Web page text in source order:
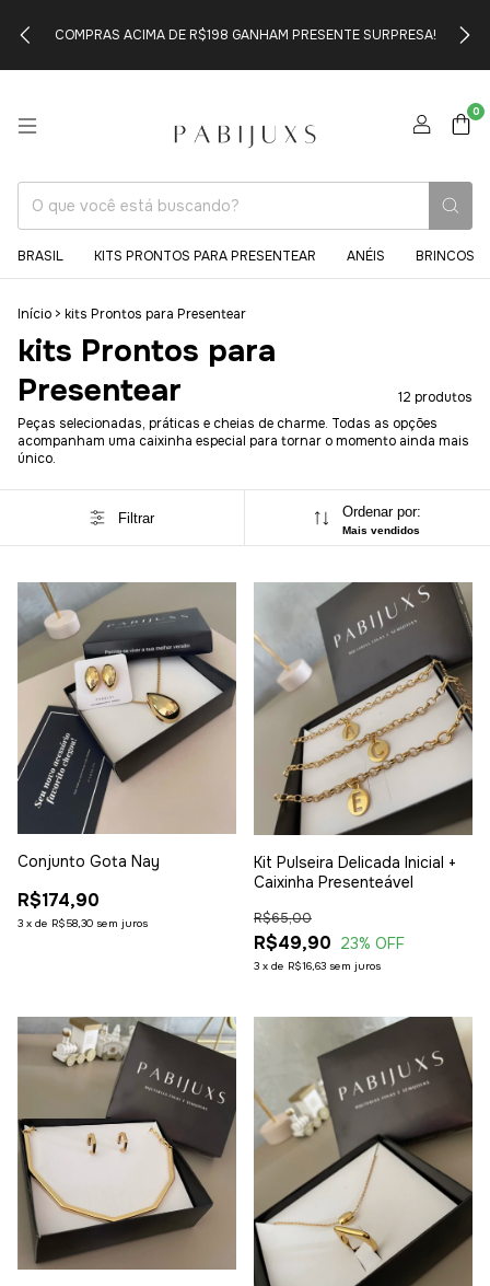
COMPRAS ACIMA DE R$198 GANHAM PRESENTE SURPRESA!
0
BRASIL KITS PRONTOS PARA PRESENTEAR ANÉIS BRINCOS
Início > kits Prontos para Presentear
kits Prontos para
Presentear
12 produtos
Peças selecionadas, práticas e cheias de charme. Todas as opções
acompanham uma caixinha especial para tornar o momento ainda mais
único.
Filtrar Ordenar por:
Mais vendidos
Conjunto Gota Nay
R$174,90
3 x de R$58,30 sem juros
Kit Pulseira Delicada Inicial +
Caixinha Presenteável
R$49,90
R$65,00
23% OFF
3 x de R$16,63 sem juros